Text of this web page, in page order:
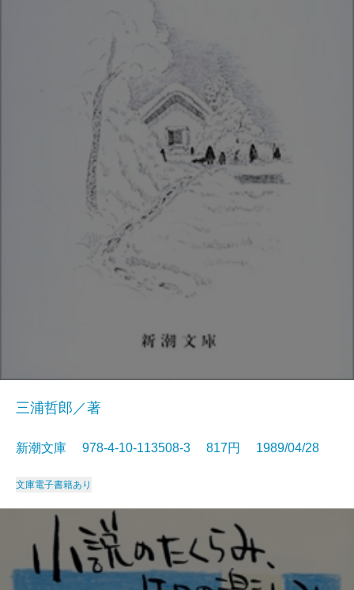
三浦哲郎／著
新潮文庫 978-4-10-113508-3 817円 1989/04/28
文庫電子書籍あり